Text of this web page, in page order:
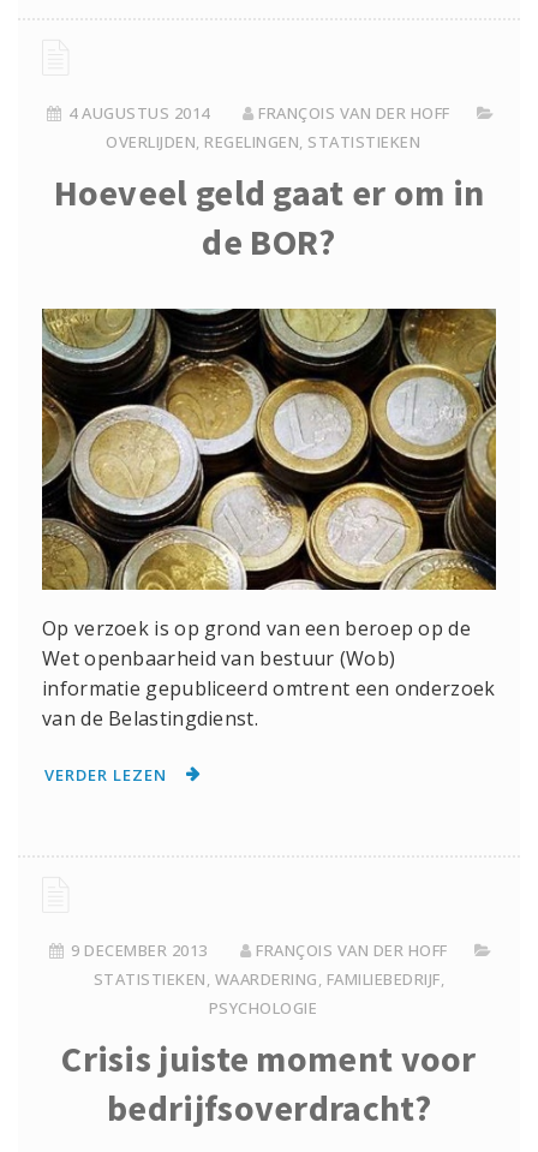
4 AUGUSTUS 2014
FRANÇOIS VAN DER HOFF
OVERLIJDEN, REGELINGEN, STATISTIEKEN
Hoeveel geld gaat er om in
de BOR?
Op verzoek is op grond van een beroep op de
Wet openbaarheid van bestuur (Wob)
informatie gepubliceerd omtrent een onderzoek
van de Belastingdienst.
VERDER LEZEN
9 DECEMBER 2013
FRANÇOIS VAN DER HOFF
STATISTIEKEN, WAARDERING, FAMILIEBEDRIJF,
PSYCHOLOGIE
Crisis juiste moment voor
bedrijfsoverdracht?